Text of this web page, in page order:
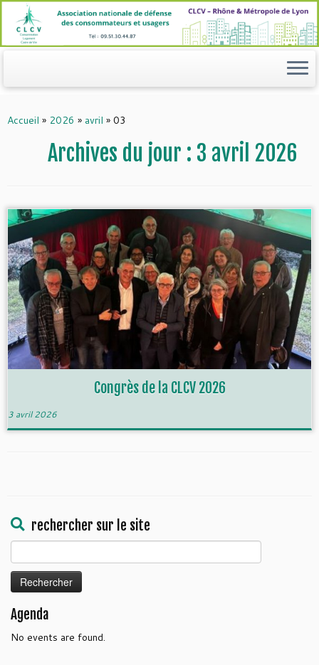
Passer
contenu
Accueil » 2026 » avril » 03
Archives du jour : 3 avril 2026
Congrès de la CLCV 2026
3 avril 2026
rechercher sur le site
Agenda
No events are found.